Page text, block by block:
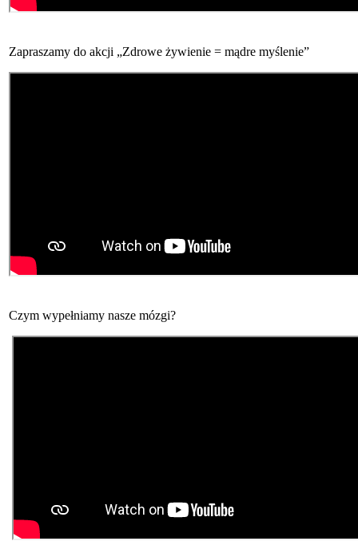
Zapraszamy do akcji „Zdrowe żywienie = mądre myślenie”
Czym wypełniamy nasze mózgi?